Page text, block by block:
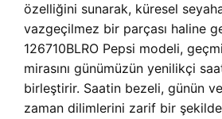
özelliğini sunarak, küresel
vazgeçilmez bir parçası haline
126710BLRO Pepsi modeli,
mirasını günümüzün yenilikçi
birleştirir. Saatin bezeli, günün
zaman dilimlerini zarif bir şekilde